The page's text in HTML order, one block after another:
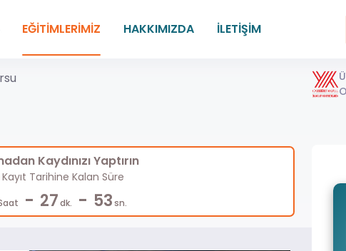
EĞİTİMLERİMİZ HAKKIMIZDA İLETİŞİM
Kaydınızı Yaptırın
Tarihine Kalan Süre
- 27dk. - 53sn.